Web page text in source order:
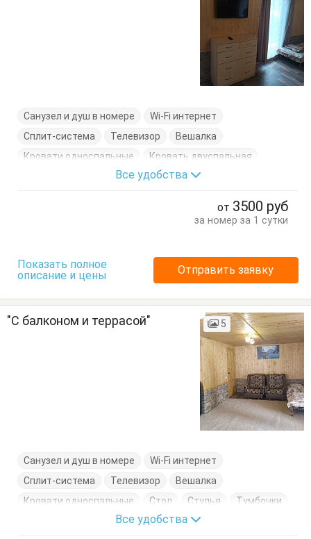
Санузел и душ в номере
Wi-Fi интернет
Сплит-система
Телевизор
Вешалка
Кровати односпальные
Кровать двуспальная
Тумбочки Шкаф
Все удобства
от 3500 руб
за номер за 1 сутки
Показать полное
описание и цены
Отправить заявку
"С балконом и террасой" 5
Санузел и душ в номере
Wi-Fi интернет
Сплит-система
Телевизор
Вешалка
Кровати односпальные
Стол Стулья
Тумбочки
Все удобства